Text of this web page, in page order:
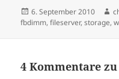
Veröffentlicht
am
6. September 2010
fbdimm,fileserver,storage,
4 Kommentare